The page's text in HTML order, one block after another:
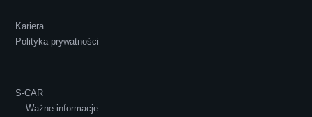
Kariera
Polityka prywatności
S-CAR
Ważne informacje